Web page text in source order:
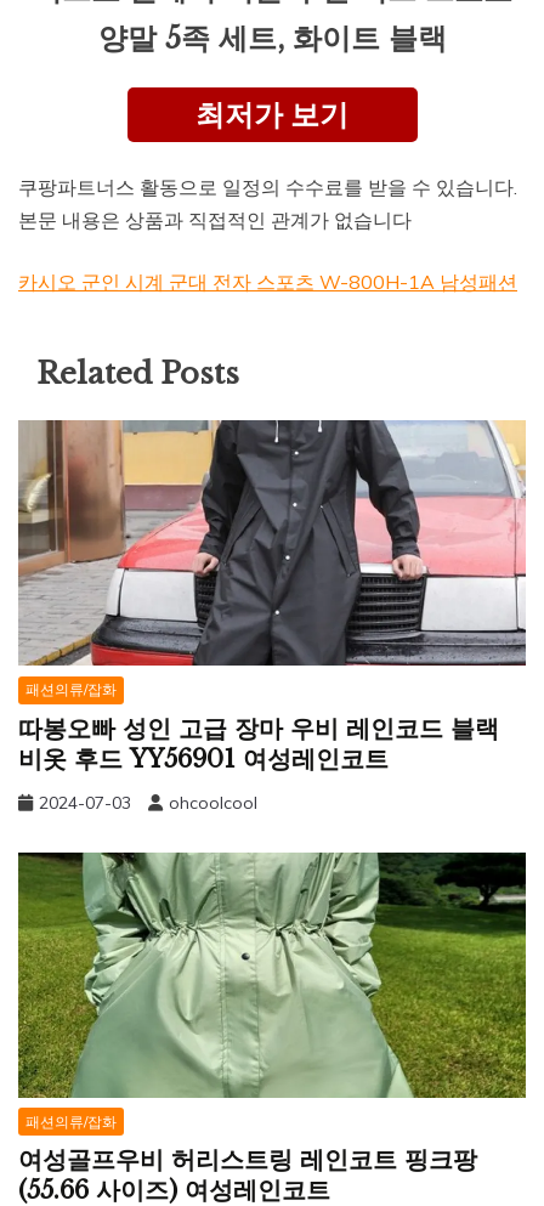
양말 5족 세트, 화이트 블랙
최저가 보기
쿠팡파트너스 활동으로 일정의 수수료를 받을 수 있습니다.
본문 내용은 상품과 직접적인 관계가 없습니다
카시오 군인 시계 군대 전자 스포츠 W-800H-1A 남성패션
Related Posts
패션의류/잡화
따봉오빠 성인 고급 장마 우비 레인코드 블랙
비옷 후드 YY56901 여성레인코트
2024-07-03 ohcoolcool
패션의류/잡화
여성골프우비 허리스트링 레인코트 핑크팡
(55.66 사이즈) 여성레인코트